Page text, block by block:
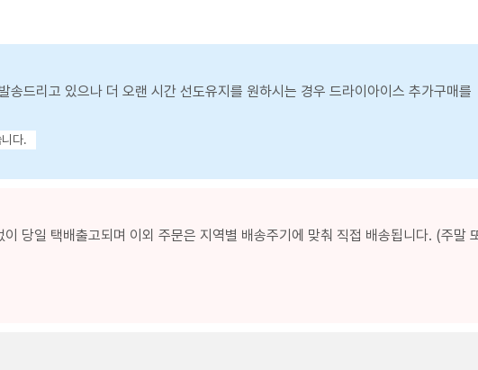
드리고 있으나 더 오랜 시간 선도유지를 원하시는 경우 드라이아이스 추가구매를
다.
당일 택배출고되며 이외 주문은 지역별 배송주기에 맞춰 직접 배송됩니다. (주말